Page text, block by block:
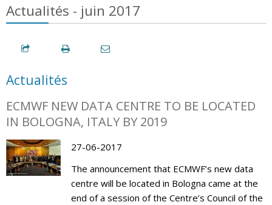
Actualités - juin 2017
Actualités
ECMWF NEW DATA CENTRE TO BE LOCATED
IN BOLOGNA, ITALY BY 2019
27-06-2017
The announcement that ECMWF’s new data
centre will be located in Bologna came at the
end of a session of the Centre’s Council of the